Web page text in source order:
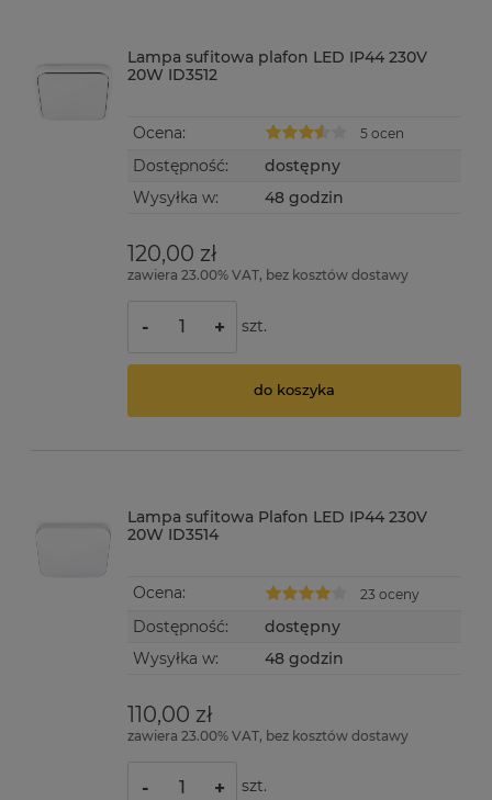
Lampa sufitowa plafon LED IP44 230V
20W ID3512
Ocena: 5 ocen
Dostępność:
dostępny
Wysyłka w:
48 godzin
120,00 zł
zawiera 23.00% VAT, bez kosztów dostawy
- + szt.
do koszyka
Lampa sufitowa Plafon LED IP44 230V
20W ID3514
Ocena: 23 oceny
Dostępność:
dostępny
Wysyłka w:
48 godzin
110,00 zł
zawiera 23.00% VAT, bez kosztów dostawy
- + szt.